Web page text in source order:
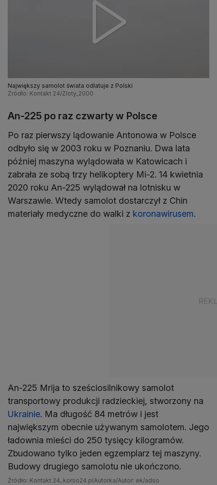
Największy samolot świata odlatuje z Polski
Źródło: Kontakt 24/Zloty_2000
An-225 po raz czwarty w Polsce
Po raz pierwszy lądowanie Antonowa w Polsce
odbyło się w 2003 roku w Poznaniu. Dwa lata
później maszyna wylądowała w Katowicach i
zabrała ze sobą trzy helikoptery Mi-2. 14 kwietnia
2020 roku An-225 wylądował na lotnisku w
Warszawie. Wtedy samolot dostarczył z Chin
materiały medyczne do walki z koronawirusem.
An-225 Mrija to sześciosilnikowy samolot
transportowy produkcji radzieckiej, stworzony na
Ukrainie. Ma długość 84 metrów i jest
największym obecnie używanym samolotem. Jego
ładownia mieści do 250 tysięcy kilogramów.
Zbudowano tylko jeden egzemplarz tej maszyny.
Budowy drugiego samolotu nie ukończono.
Źródło: Kontakt 24, korso24.plAutorka/Autor: ek/adso